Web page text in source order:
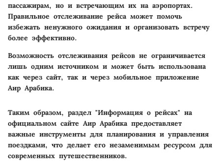
пассажирам, но и встречающим их на аэропортах.
Правильное отслеживание рейса может помочь
избежать ненужного ожидания и организовать встречу
более эффективно.
Возможность отслеживания рейсов не ограничивается
лишь одним источником и может быть использована
как через сайт, так и через мобильное приложение
Аир Арабика.
Таким образом, раздел "Информация о рейсах" на
официальном сайте Аир Арабика предоставляет
важные инструменты для планирования и управления
поездками, что делает его незаменимым ресурсом для
современных путешественников.